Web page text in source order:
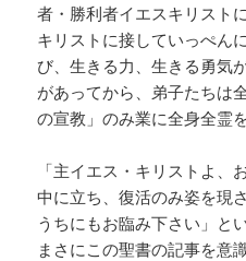
者・勝利者イエスキリスト
キリストに接していっぺん
び、生きる力、生きる勇気
があってから、弟子たちは
の宣教」のみ業に全身全霊
「主イエス・キリストよ、
中に立ち、復活のみ姿を現
うちにもお臨み下さい」と
まさにこの聖書の記事を意